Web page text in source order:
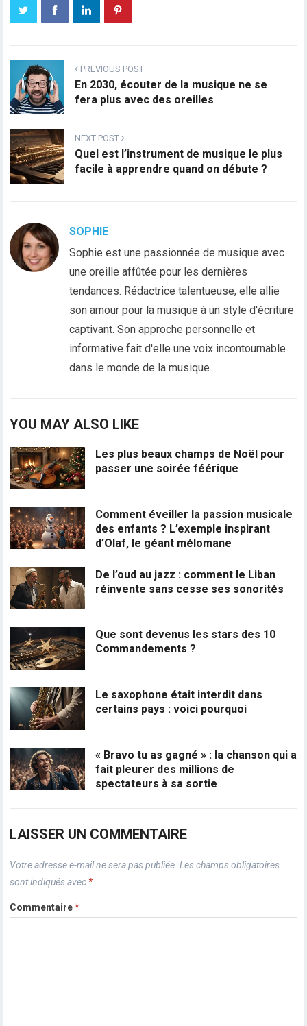
PREVIOUS POST
En 2030, écouter de la musique ne se
fera plus avec des oreilles
NEXT POST
Quel est l’instrument de musique le plus
facile à apprendre quand on débute ?
SOPHIE
Sophie est une passionnée de musique avec
une oreille affûtée pour les dernières
tendances. Rédactrice talentueuse, elle allie
son amour pour la musique à un style d'écriture
captivant. Son approche personnelle et
informative fait d'elle une voix incontournable
dans le monde de la musique.
YOU MAY ALSO LIKE
Les plus beaux champs de Noël pour
passer une soirée féérique
Comment éveiller la passion musicale
des enfants ? L’exemple inspirant
d’Olaf, le géant mélomane
De l’oud au jazz : comment le Liban
réinvente sans cesse ses sonorités
Que sont devenus les stars des 10
Commandements ?
Le saxophone était interdit dans
certains pays : voici pourquoi
« Bravo tu as gagné » : la chanson qui a
fait pleurer des millions de
spectateurs à sa sortie
LAISSER UN COMMENTAIRE
Votre adresse e-mail ne sera pas publiée. Les champs obligatoires
sont indiqués avec *
Commentaire*